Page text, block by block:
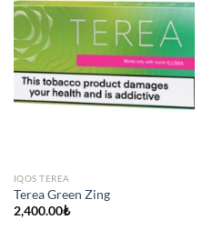
IQOS TEREA
Terea Green Zing
2,400.00₺